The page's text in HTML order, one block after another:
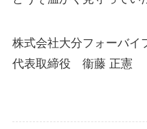
株式会社大分フォーバイ
代表取締役 衞藤 正憲